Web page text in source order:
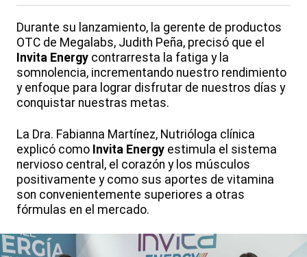
Durante su lanzamiento, la gerente de productos
OTC de Megalabs, Judith Peña, precisó que el
Invita Energy contrarresta la fatiga y la
somnolencia, incrementando nuestro rendimiento
y enfoque para lograr disfrutar de nuestros días y
conquistar nuestras metas.
La Dra. Fabianna Martínez, Nutrióloga clínica
explicó como Invita Energy estimula el sistema
nervioso central, el corazón y los músculos
positivamente y como sus aportes de vitamina
son convenientemente superiores a otras
fórmulas en el mercado.